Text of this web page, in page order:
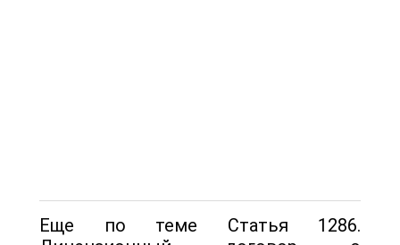
Еще по теме Статья 1286.